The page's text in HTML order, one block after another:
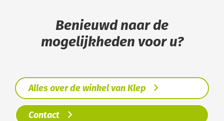
Benieuwd naar de
mogelijkheden voor u?
Alles over de winkel van Klep
Contact